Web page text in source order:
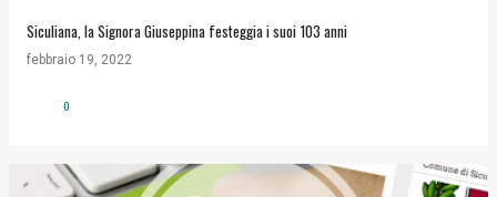
Siculiana, la Signora Giuseppina festeggia i suoi 103 anni
febbraio 19, 2022
0